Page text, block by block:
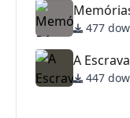
477
A
447